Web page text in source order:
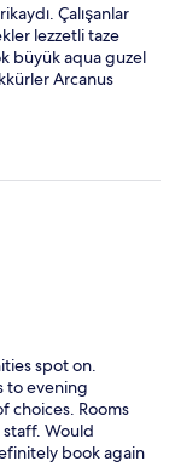
Çalışanlar
lezzetli taze
büyük aqua guzel
Arcanus
spot on.
to evening
choices. Rooms
staff. Would
book again